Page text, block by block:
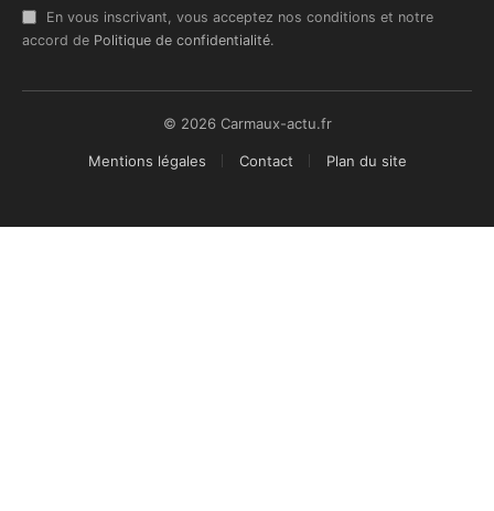
En vous inscrivant, vous acceptez nos conditions et notre
accord de Politique de confidentialité.
© 2026 Carmaux-actu.fr
Mentions légales Contact Plan du site